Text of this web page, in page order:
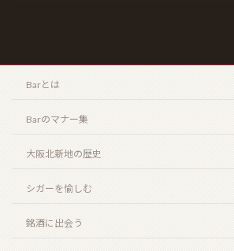
Barとは
Barのマナー集
大阪北新地の歴史
シガーを愉しむ
銘酒に出会う
2026年7月25日
ニューグローブ 10年（NEW